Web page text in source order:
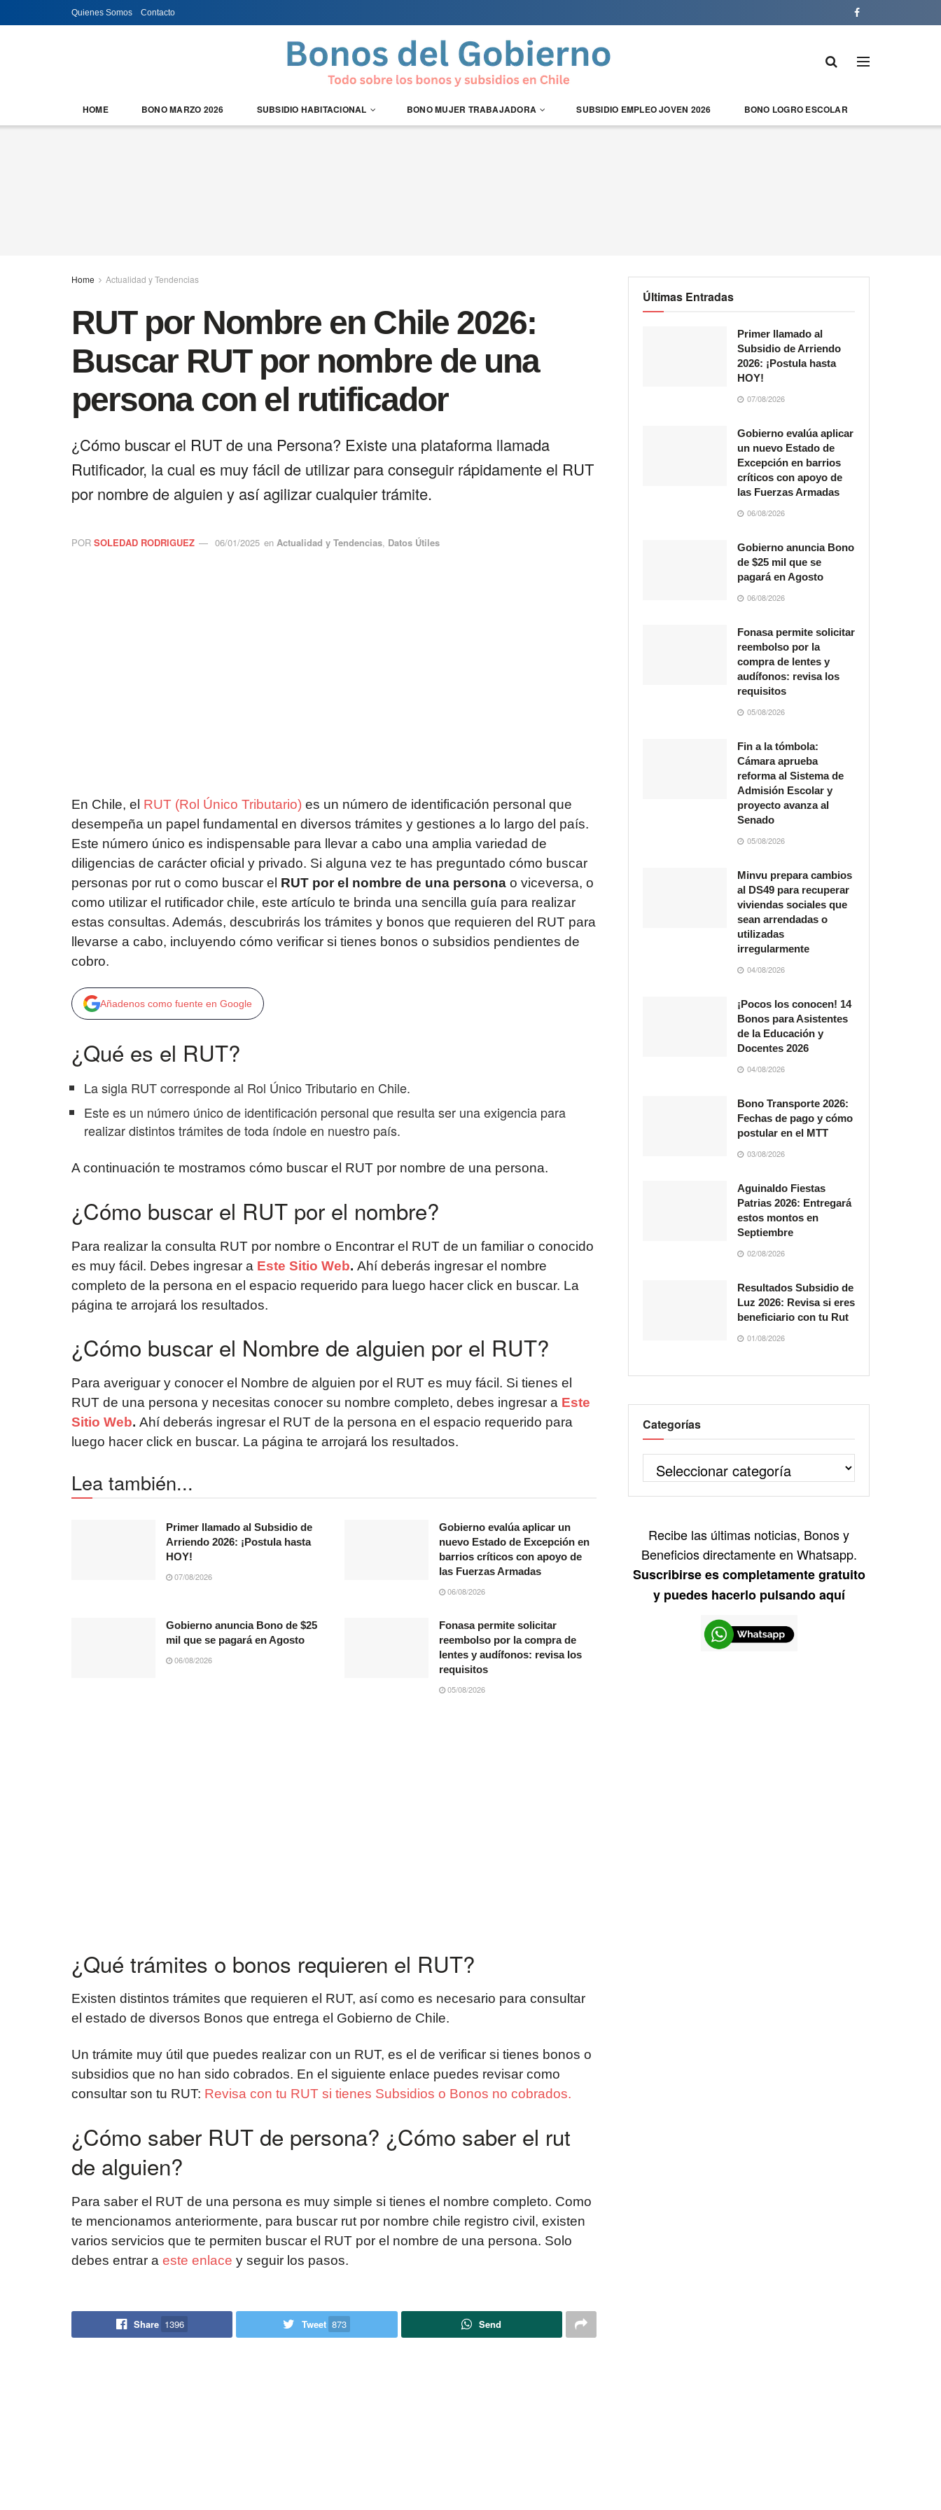
Quienes Somos Contacto
HOME BONO MARZO 2026 SUBSIDIO HABITACIONAL BONO MUJER TRABAJADORA SUBSIDIO EMPLEO JOVEN 2026 BONO LOGRO ESCOLAR
Home Actualidad y Tendencias
RUT por Nombre en Chile 2026:
Buscar RUT por nombre de una
persona con el rutificador
¿Cómo buscar el RUT de una Persona? Existe una plataforma llamada
Rutificador, la cual es muy fácil de utilizar para conseguir rápidamente el RUT
por nombre de alguien y así agilizar cualquier trámite.
POR SOLEDAD RODRIGUEZ 06/01/2025 en Actualidad y Tendencias, Datos Útiles
En Chile, el RUT (Rol Único Tributario) es un número de identificación personal que
desempeña un papel fundamental en diversos trámites y gestiones a lo largo del país.
Este número único es indispensable para llevar a cabo una amplia variedad de
diligencias de carácter oficial y privado. Si alguna vez te has preguntado cómo buscar
personas por rut o como buscar el RUT por el nombre de una persona o viceversa, o
como utilizar el rutificador chile, este artículo te brinda una sencilla guía para realizar
estas consultas. Además, descubrirás los trámites y bonos que requieren del RUT para
llevarse a cabo, incluyendo cómo verificar si tienes bonos o subsidios pendientes de
cobro.
Añadenos como fuente en Google
¿Qué es el RUT?
La sigla RUT corresponde al Rol Único Tributario en Chile.
Este es un número único de identificación personal que resulta ser una exigencia para
realizar distintos trámites de toda índole en nuestro país.
A continuación te mostramos cómo buscar el RUT por nombre de una persona.
¿Cómo buscar el RUT por el nombre?
Para realizar la consulta RUT por nombre o Encontrar el RUT de un familiar o conocido
es muy fácil. Debes ingresar a Este Sitio Web. Ahí deberás ingresar el nombre
completo de la persona en el espacio requerido para luego hacer click en buscar. La
página te arrojará los resultados.
¿Cómo buscar el Nombre de alguien por el RUT?
Para averiguar y conocer el Nombre de alguien por el RUT es muy fácil. Si tienes el
RUT de una persona y necesitas conocer su nombre completo, debes ingresar a Este
Sitio Web. Ahí deberás ingresar el RUT de la persona en el espacio requerido para
luego hacer click en buscar. La página te arrojará los resultados.
Lea también...
Primer llamado al Subsidio de
Arriendo 2026: ¡Postula hasta
HOY!
07/08/2026
Gobierno evalúa aplicar un
nuevo Estado de Excepción en
barrios críticos con apoyo de
las Fuerzas Armadas
06/08/2026
Gobierno anuncia Bono de $25
mil que se pagará en Agosto
06/08/2026
Fonasa permite solicitar
reembolso por la compra de
lentes y audífonos: revisa los
requisitos
05/08/2026
¿Qué trámites o bonos requieren el RUT?
Existen distintos trámites que requieren el RUT, así como es necesario para consultar
el estado de diversos Bonos que entrega el Gobierno de Chile.
Un trámite muy útil que puedes realizar con un RUT, es el de verificar si tienes bonos o
subsidios que no han sido cobrados. En el siguiente enlace puedes revisar como
consultar son tu RUT: Revisa con tu RUT si tienes Subsidios o Bonos no cobrados.
¿Cómo saber RUT de persona? ¿Cómo saber el rut
de alguien?
Para saber el RUT de una persona es muy simple si tienes el nombre completo. Como
te mencionamos anteriormente, para buscar rut por nombre chile registro civil, existen
varios servicios que te permiten buscar el RUT por el nombre de una persona. Solo
debes entrar a este enlace y seguir los pasos.
Share 1396 Tweet 873 Send
Últimas Entradas
Primer llamado al
Subsidio de Arriendo
2026: ¡Postula hasta
HOY!
07/08/2026
Gobierno evalúa aplicar
un nuevo Estado de
Excepción en barrios
críticos con apoyo de
las Fuerzas Armadas
06/08/2026
Gobierno anuncia Bono
de $25 mil que se
pagará en Agosto
06/08/2026
Fonasa permite solicitar
reembolso por la
compra de lentes y
audífonos: revisa los
requisitos
05/08/2026
Fin a la tómbola:
Cámara aprueba
reforma al Sistema de
Admisión Escolar y
proyecto avanza al
Senado
05/08/2026
Minvu prepara cambios
al DS49 para recuperar
viviendas sociales que
sean arrendadas o
utilizadas
irregularmente
04/08/2026
¡Pocos los conocen! 14
Bonos para Asistentes
de la Educación y
Docentes 2026
04/08/2026
Bono Transporte 2026:
Fechas de pago y cómo
postular en el MTT
03/08/2026
Aguinaldo Fiestas
Patrias 2026: Entregará
estos montos en
Septiembre
02/08/2026
Resultados Subsidio de
Luz 2026: Revisa si eres
beneficiario con tu Rut
01/08/2026
Categorías
Recibe las últimas noticias, Bonos y
Beneficios directamente en Whatsapp.
Suscribirse es completamente gratuito
y puedes hacerlo pulsando aquí